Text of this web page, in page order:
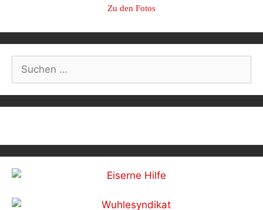
Zu den Fotos
navigation
nach: